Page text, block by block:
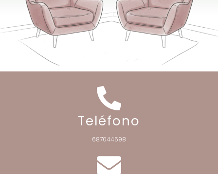
Teléfono
687044598